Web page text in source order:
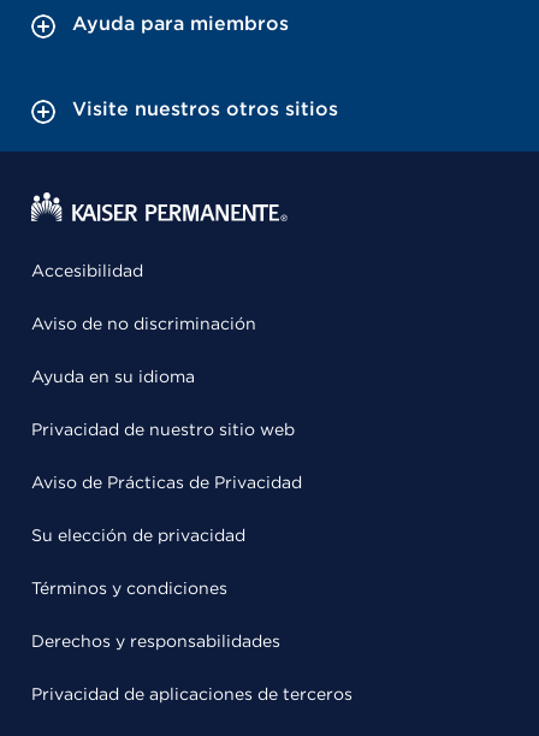
Ayuda para miembros
Visite nuestros otros sitios
Accesibilidad
Aviso de no discriminación
Ayuda en su idioma
Privacidad de nuestro sitio web
Aviso de Prácticas de Privacidad
Su elección de privacidad
Términos y condiciones
Derechos y responsabilidades
Privacidad de aplicaciones de terceros